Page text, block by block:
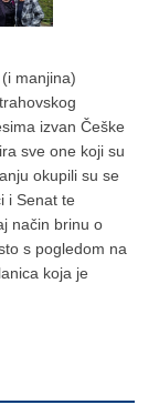
manjina)
izvan Češke
sve one koji su
okupili su se
i Senat te
način brinu o
s pogledom na
koja je